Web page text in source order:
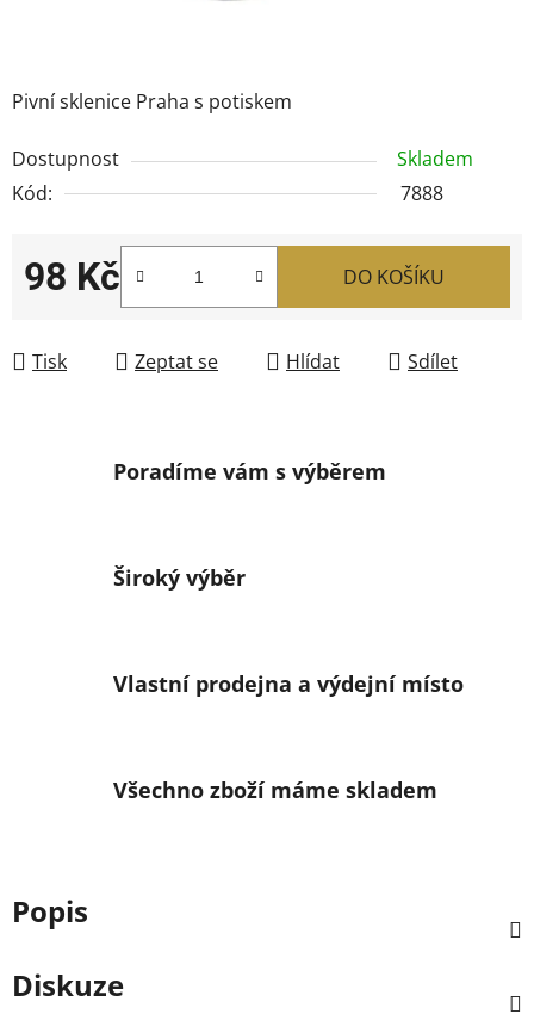
Pivní sklenice Praha s potiskem
Dostupnost
Skladem
Kód:
7888
98 Kč
Měrná cena:
DO KOŠÍKU
Tisk Zeptat se Hlídat Sdílet
Poradíme vám s výběrem
Široký výběr
Vlastní prodejna a výdejní místo
Všechno zboží máme skladem
Popis
Diskuze